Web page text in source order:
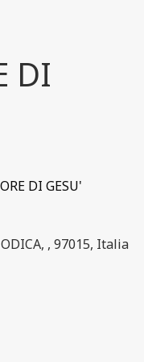
DI
DI GESU'
, 97015, Italia